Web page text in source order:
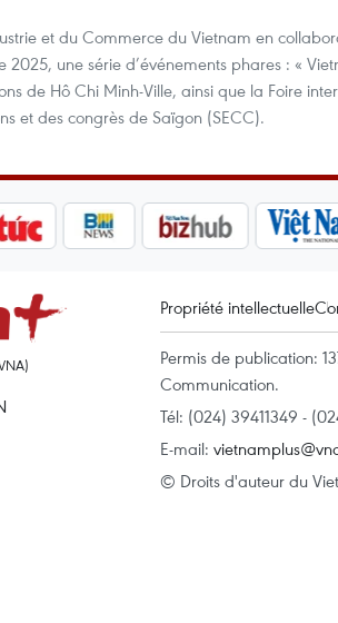
et du Commerce du Vietnam en
une série d’événements phares : «
de Hô Chi Minh-Ville, ainsi que la Foire
et des congrès de Saïgon (SECC).
Propriété intellectuelle
Permis de publication:
Communication.
Tél: (024) 39411349 -
E-mail:
© Droits d'auteur du